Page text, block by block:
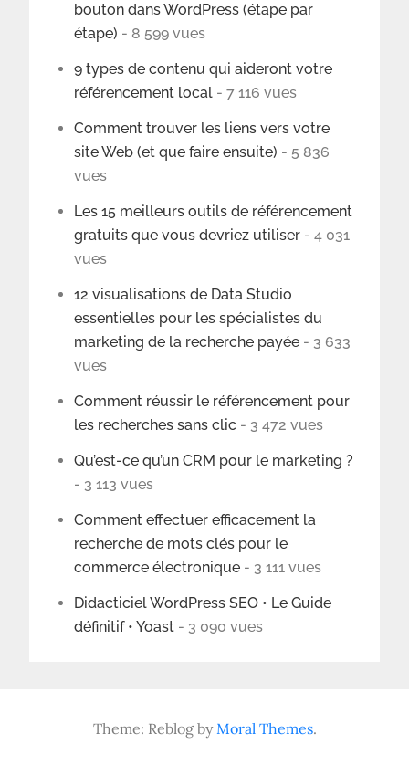
bouton dans WordPress (étape par
étape) - 8 599 vues
9 types de contenu qui aideront votre
référencement local - 7 116 vues
Comment trouver les liens vers votre
site Web (et que faire ensuite) - 5 836
vues
Les 15 meilleurs outils de référencement
gratuits que vous devriez utiliser - 4 031
vues
12 visualisations de Data Studio
essentielles pour les spécialistes du
marketing de la recherche payée - 3 633
vues
Comment réussir le référencement pour
les recherches sans clic - 3 472 vues
Qu’est-ce qu’un CRM pour le marketing ?
- 3 113 vues
Comment effectuer efficacement la
recherche de mots clés pour le
commerce électronique - 3 111 vues
Didacticiel WordPress SEO • Le Guide
définitif • Yoast - 3 090 vues
Theme: Reblog byMoral Themes.